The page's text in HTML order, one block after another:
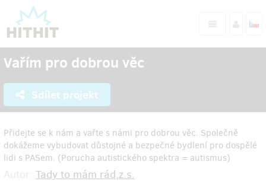
Vařím pro dobrou věc
Sdílet projekt
Přidejte se k nám a vařte s námi pro dobrou věc. Společně
dokážeme vybudovat důstojné a bezpečné bydlení pro dospělé
lidi s PASem. (Porucha autistického spektra = autismus)
Tady to mám rád,z.s.